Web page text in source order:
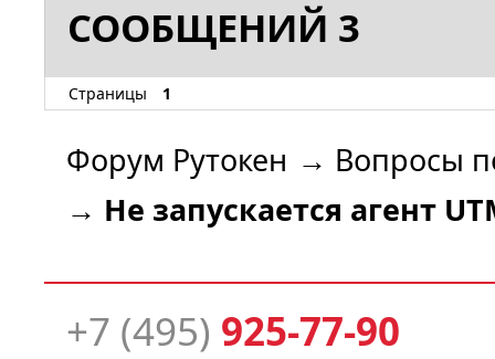
СООБЩЕНИЙ 3
Страницы 1
Форум Рутокен → Вопросы
→ Не запускается агент
+7 (495) 925-77-90